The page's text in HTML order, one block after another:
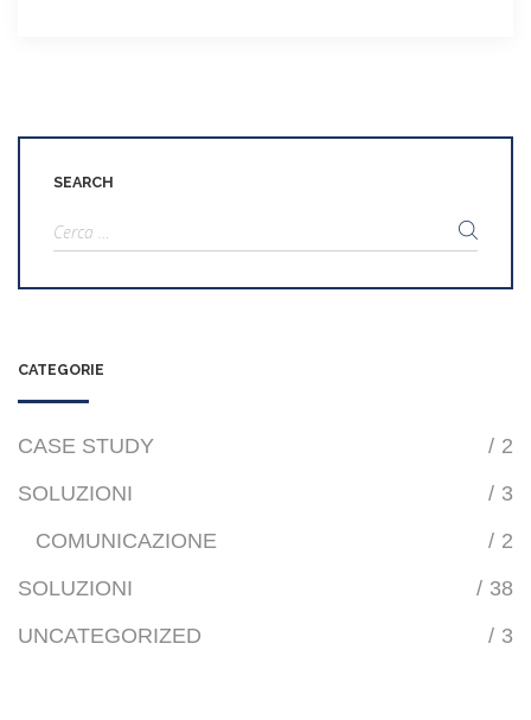
SEARCH
Ricerca
per:
CATEGORIE
CASE STUDY / 2
SOLUZIONI
/ 3
COMUNICAZIONE
/ 2
SOLUZIONI
/ 38
UNCATEGORIZED
/ 3